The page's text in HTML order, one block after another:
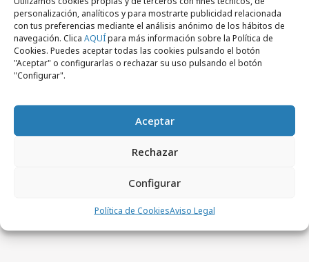
personalización, analíticos y para mostrarte publicidad relacionada
con tus preferencias mediante el análisis anónimo de los hábitos de
navegación. Clica AQUÍpara más información sobre la Política de
Cookies. Puedes aceptar todas las cookies pulsando el botón
"Aceptar" o configurarlas o rechazar su uso pulsando el botón
"Configurar".
Aceptar
Rechazar
Configurar
Política de CookiesAviso Legal
jueves, 28 de enero 2016
dommo.x toca el cielo con el Alfa Romeo 4C
Campañas
Cambia 99 amigos por un Alfa Romeo Mito
lunes, 26 de septiembre 2011
Esto, ¿merece una Carlsberg?